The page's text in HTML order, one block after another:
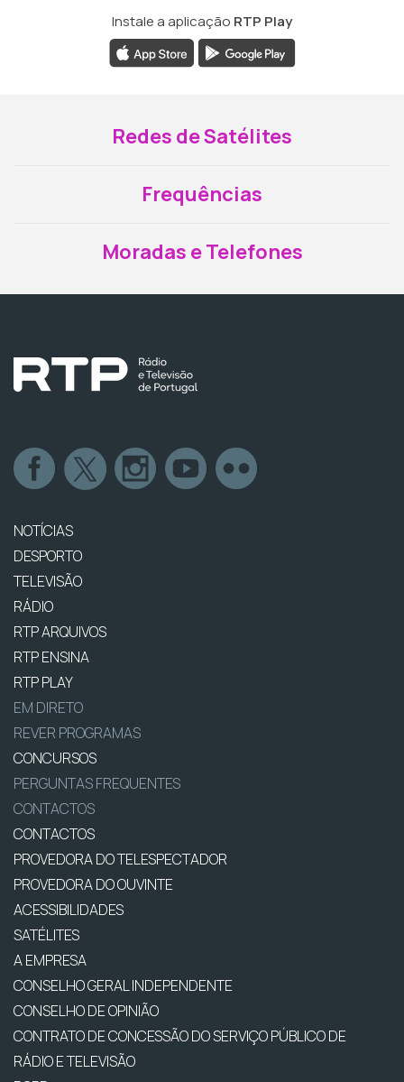
Instale a aplicação RTP Play
Redes de Satélites
Frequências
Moradas e Telefones
NOTÍCIAS
DESPORTO
TELEVISÃO
RÁDIO
RTP ARQUIVOS
RTP ENSINA
RTP PLAY
EM DIRETO
REVER PROGRAMAS
CONCURSOS
PERGUNTAS FREQUENTES
CONTACTOS
CONTACTOS
PROVEDORA DO TELESPECTADOR
PROVEDORA DO OUVINTE
ACESSIBILIDADES
SATÉLITES
A EMPRESA
CONSELHO GERAL INDEPENDENTE
CONSELHO DE OPINIÃO
CONTRATO DE CONCESSÃO DO SERVIÇO PÚBLICO DE
RÁDIO E TELEVISÃO